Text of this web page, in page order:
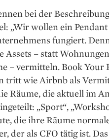
bei der
„Wir wollen ein
fungiert.
Assets – statt
– vermitteln. Book Your
tritt wie Airbnb als
Räume, die aktuell im
„Sport“,
die ihre Räume
der als CFO tätig ist.